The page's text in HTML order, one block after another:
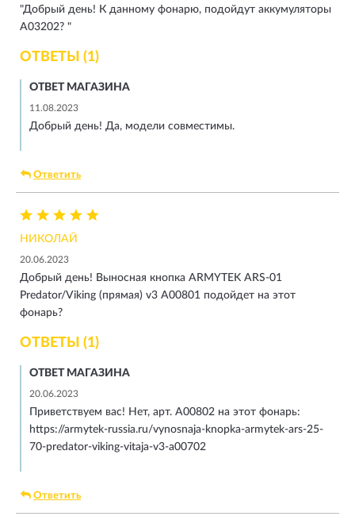
"Добрый день! К данному фонарю, подойдут аккумуляторы
A03202? "
ОТВЕТЫ (1)
ОТВЕТ МАГАЗИНА
11.08.2023
Добрый день! Да, модели совместимы.
Ответить
НИКОЛАЙ
20.06.2023
Добрый день! Выносная кнопка ARMYTEK ARS-01
Predator/Viking (прямая) v3 A00801 подойдет на этот
фонарь?
ОТВЕТЫ (1)
ОТВЕТ МАГАЗИНА
20.06.2023
Приветствуем вас! Нет, арт. A00802 на этот фонарь:
https://armytek-russia.ru/vynosnaja-knopka-armytek-ars-25-
70-predator-viking-vitaja-v3-a00702
Ответить